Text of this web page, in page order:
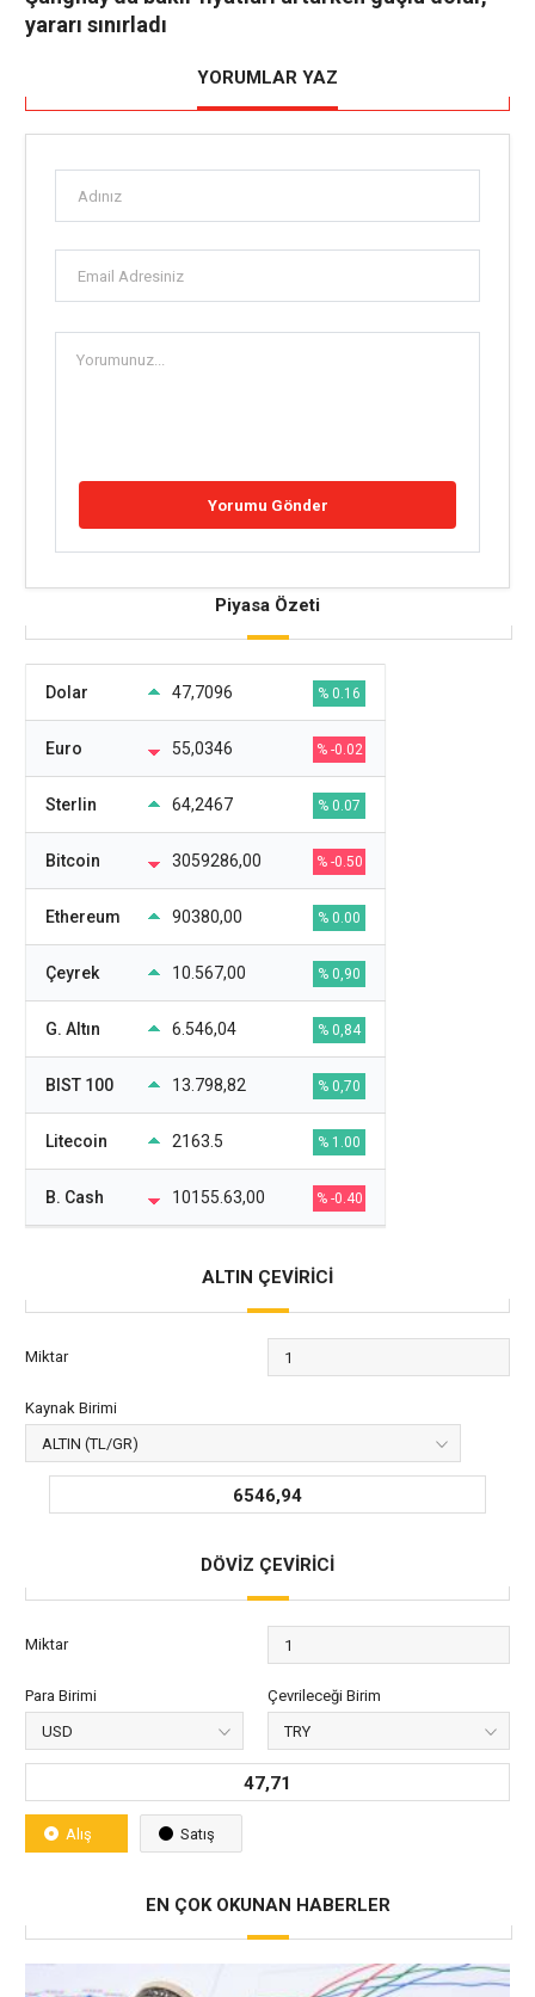
yararı sınırladı
YORUMLAR YAZ
Piyasa Özeti
Dolar 47,7096 % 0.16
Euro 55,0346 % -0.02
Sterlin 64,2467 % 0.07
Bitcoin 3059286,00 % -0.50
Ethereum 90380,00 % 0.00
Çeyrek 10.567,00 % 0,90
G. Altın 6.546,04 % 0,84
BIST 100 13.798,82 % 0,70
Litecoin 2163.5 % 1.00
B. Cash 10155.63,00 % -0.40
ALTIN ÇEVİRİCİ
Miktar
Kaynak Birimi
6546,94
DÖVİZ ÇEVİRİCİ
Miktar
Para Birimi Çevrileceği Birim
47,71
Alış Satış
EN ÇOK OKUNAN HABERLER